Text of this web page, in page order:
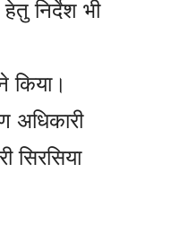
निर्देश भी
किया।
अधिकारी
सिरसिया